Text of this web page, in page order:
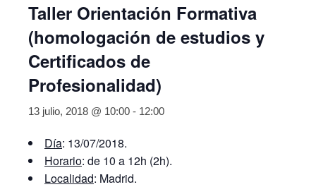
Taller Orientación Formativa
(homologación de estudios y
Certificados de
Profesionalidad)
13 julio, 2018 @ 10:00 - 12:00
Día: 13/07/2018.
Horario: de 10 a 12h (2h).
Localidad: Madrid.